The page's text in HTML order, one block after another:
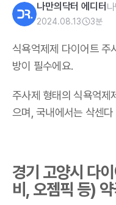
나만의닥터 에디터
2024.08.13 3분
식욕억제제 다이어트 주
방이 필수에요.
주사제 형태의 식욕억제
으며,국내에서는 삭센
경기 고양시 다
비, 오젬픽 등)